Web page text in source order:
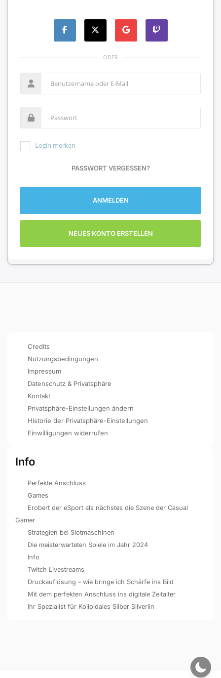
ODER
Login merken
PASSWORT VERGESSEN?
ANMELDEN
NEUES KONTO ERSTELLEN
Credits
Nutzungsbedingungen
Impressum
Datenschutz & Privatsphäre
Kontakt
Privatsphäre-Einstellungen ändern
Historie der Privatsphäre-Einstellungen
Einwilligungen widerrufen
Info
Perfekte Anschluss
Games
Erobert der eSport als nächstes die Szene der Casual
Gamer
Strategien bei Slotmaschinen
Die meisterwarteten Spiele im Jahr 2024
Info
Twitch Livestreams
Druckauflösung – wie bringe ich Schärfe ins Bild
Mit dem perfekten Anschluss ins digitale Zeitalter
Ihr Spezialist für Kolloidales Silber Silverlin